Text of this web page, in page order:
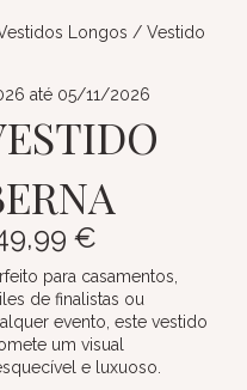
Longos / Vestido
até 05/11/2026
€
para casamentos,
de finalistas ou
evento, este vestido
um visual
e luxuoso.